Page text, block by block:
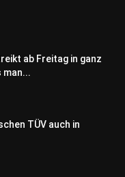
ab Freitag in ganz
man...
TÜV auch in